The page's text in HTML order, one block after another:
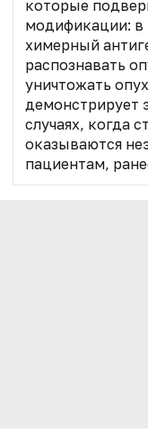
которые
модификации: в
химерный
распознавать
уничтожать
демонстрирует
случаях, когда
оказываются
пациентам,